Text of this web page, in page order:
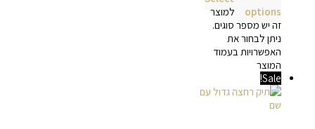
options
למוצר
זה יש מספר סוגים.
ניתן לבחור את
האפשרויות בעמוד
המוצר
Sale!